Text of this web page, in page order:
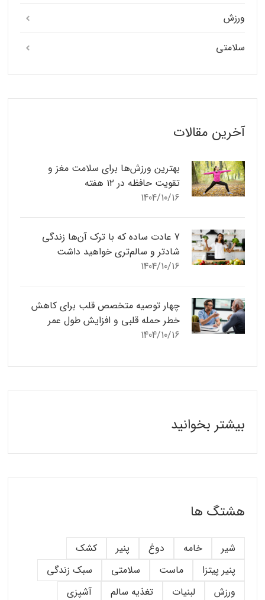
ورزش
سلامتی
آخرین مقالات
بهترین ورزش‌ها برای سلامت مغز و
تقویت حافظه در ۱۲ هفته
1404/10/16
7 عادت ساده که با ترک آن‌ها زندگی
شادتر و سالم‌تری خواهید داشت
1404/10/16
چهار توصیه متخصص قلب برای کاهش
خطر حمله قلبی و افزایش طول عمر
1404/10/16
بیشتر بخوانید
هشتگ ها
شیر خامه دوغ پنیر
کشک
پنیر پیتزا
ماست سلامتی
سبک زندگی
ورزش
لبنیات تغذیه سالم
آشپزی